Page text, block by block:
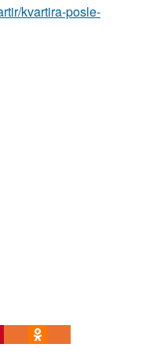
kvartira-posle-